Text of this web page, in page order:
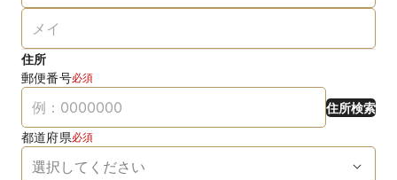
住所
郵便番号必須
住所検索
都道府県必須